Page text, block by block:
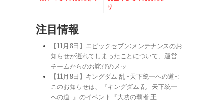
り
注目情報
【11月8日】エピックセブン:メンテナンスのお
知らせが遅れてしまったことについて、運営
チームからのお詫びのメッ
【11月8日】キングダム 乱 -天下統一への道-:
このお知らせは、『キングダム 乱 -天下統一
への道-』のイベント『大功の覇者 王